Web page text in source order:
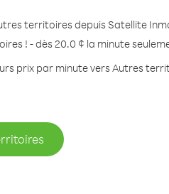
territoires depuis Satellite
! - dès 20.0 ¢ la minute
prix par minute vers Autres